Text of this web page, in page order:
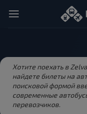
Хотите поехать в
найдете билеты на
поисковой формой
современные
перевозчиков.